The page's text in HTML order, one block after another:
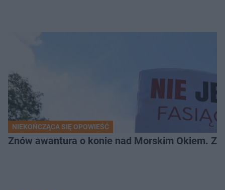
NIEKOŃCZĄCA SIĘ OPOWIEŚĆ
Znów awantura o konie nad Morskim Okiem.